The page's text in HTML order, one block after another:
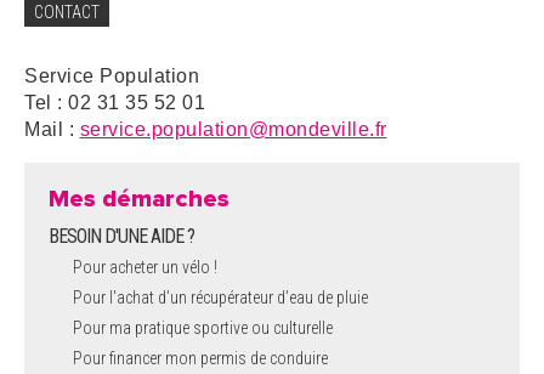
CONTACT
Service Population
Tel : 02 31 35 52 01
Mail : service.population@mondeville.fr
Mes démarches
BESOIN D'UNE AIDE ?
Pour acheter un vélo !
Pour l'achat d’un récupérateur d’eau de pluie
Pour ma pratique sportive ou culturelle
Pour financer mon permis de conduire